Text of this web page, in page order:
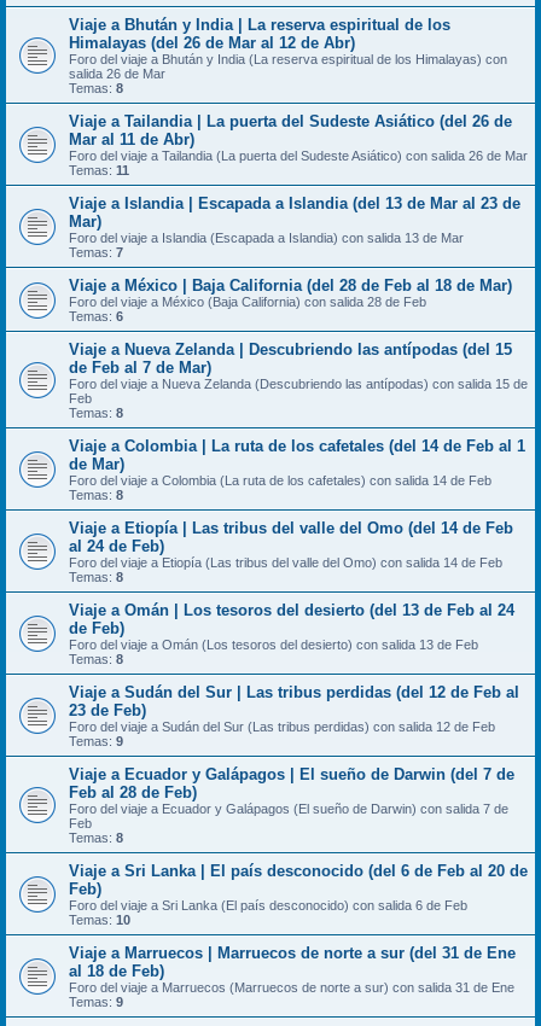
Viaje a Bhután y India | La reserva espiritual de los
Himalayas (del 26 de Mar al 12 de Abr)
Foro del viaje a Bhután y India (La reserva espiritual de los Himalayas) con
salida 26 de Mar
Temas: 8
Viaje a Tailandia | La puerta del Sudeste Asiático (del 26 de
Mar al 11 de Abr)
Foro del viaje a Tailandia (La puerta del Sudeste Asiático) con salida 26 de Mar
Temas: 11
Viaje a Islandia | Escapada a Islandia (del 13 de Mar al 23 de
Mar)
Foro del viaje a Islandia (Escapada a Islandia) con salida 13 de Mar
Temas: 7
Viaje a México | Baja California (del 28 de Feb al 18 de Mar)
Foro del viaje a México (Baja California) con salida 28 de Feb
Temas: 6
Viaje a Nueva Zelanda | Descubriendo las antípodas (del 15
de Feb al 7 de Mar)
Foro del viaje a Nueva Zelanda (Descubriendo las antípodas) con salida 15 de
Feb
Temas: 8
Viaje a Colombia | La ruta de los cafetales (del 14 de Feb al 1
de Mar)
Foro del viaje a Colombia (La ruta de los cafetales) con salida 14 de Feb
Temas: 8
Viaje a Etiopía | Las tribus del valle del Omo (del 14 de Feb
al 24 de Feb)
Foro del viaje a Etiopía (Las tribus del valle del Omo) con salida 14 de Feb
Temas: 8
Viaje a Omán | Los tesoros del desierto (del 13 de Feb al 24
de Feb)
Foro del viaje a Omán (Los tesoros del desierto) con salida 13 de Feb
Temas: 8
Viaje a Sudán del Sur | Las tribus perdidas (del 12 de Feb al
23 de Feb)
Foro del viaje a Sudán del Sur (Las tribus perdidas) con salida 12 de Feb
Temas: 9
Viaje a Ecuador y Galápagos | El sueño de Darwin (del 7 de
Feb al 28 de Feb)
Foro del viaje a Ecuador y Galápagos (El sueño de Darwin) con salida 7 de
Feb
Temas: 8
Viaje a Sri Lanka | El país desconocido (del 6 de Feb al 20 de
Feb)
Foro del viaje a Sri Lanka (El país desconocido) con salida 6 de Feb
Temas: 10
Viaje a Marruecos | Marruecos de norte a sur (del 31 de Ene
al 18 de Feb)
Foro del viaje a Marruecos (Marruecos de norte a sur) con salida 31 de Ene
Temas: 9